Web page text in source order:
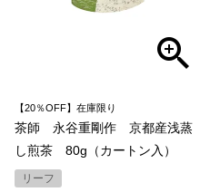
【20％OFF】在庫限り
茶師 永谷重剛作 京都産浅蒸
し煎茶 80g（カートン入）
リーフ